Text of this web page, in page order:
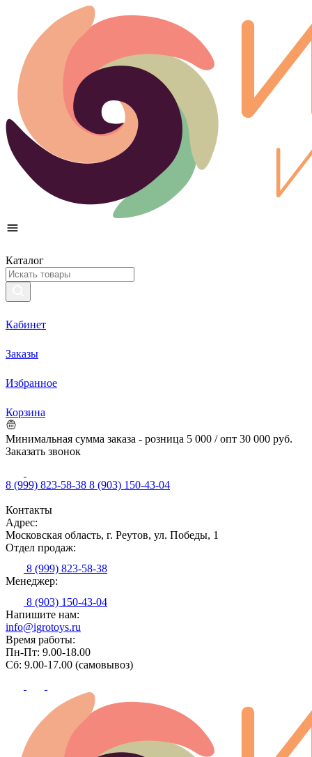
Каталог
Кабинет
Заказы
Избранное
Корзина
Минимальная сумма заказа - розница 5 000 / опт 30 000 руб.
Заказать звонок
8 (999) 823-58-38 8 (903) 150-43-04
Контакты
Адрес:
Московская область, г. Реутов, ул. Победы, 1
Отдел продаж:
8 (999) 823-58-38
Менеджер:
8 (903) 150-43-04
Напишите нам:
info@igrotoys.ru
Время работы:
Пн-Пт: 9.00-18.00
Сб: 9.00-17.00 (самовывоз)